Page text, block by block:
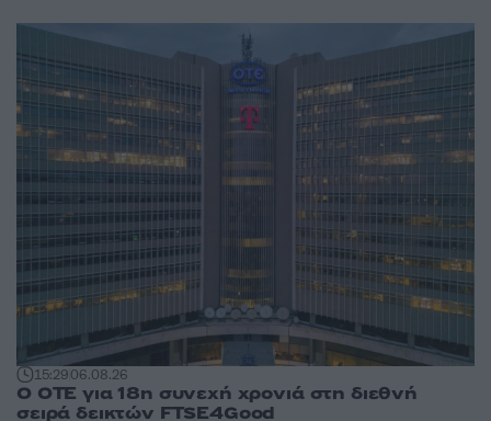
15:2906.08.26
Ο ΟΤΕ για 18η συνεχή χρονιά στη διεθνή
σειρά δεικτών FTSE4Good